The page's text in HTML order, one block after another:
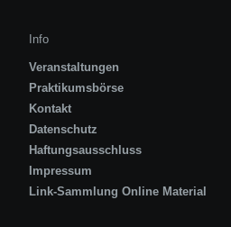
Info
Veranstaltungen
Praktikumsbörse
Kontakt
Datenschutz
Haftungsausschluss
Impressum
Link-Sammlung Online Material